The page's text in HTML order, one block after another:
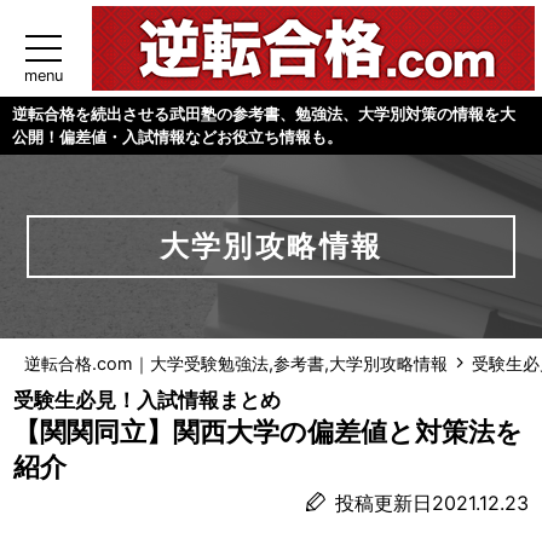
menu
逆転合格を続出させる武田塾の参考書、勉強法、大学別対策の情報を大
公開！偏差値・入試情報などお役立ち情報も。
大学別攻略情報
逆転合格.com｜大学受験勉強法,参考書,大学別攻略情報 受験生
受験生必見！入試情報まとめ
【関関同立】関西大学の偏差値と対策法を
紹介
投稿更新日2021.12.23